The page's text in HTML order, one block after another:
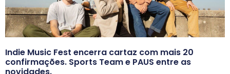
Indie Music Fest encerra cartaz com mais 20
confirmações. Sports Team e PAUS entre as